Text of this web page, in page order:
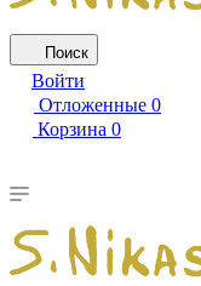
Поиск
Войти
Отложенные 0
Корзина 0